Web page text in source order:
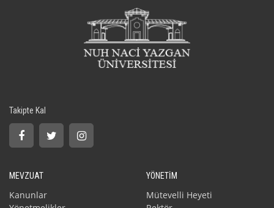
Takipte Kal
MEVZUAT
Kanunlar
YÖNETİM
Mütevelli Heyeti